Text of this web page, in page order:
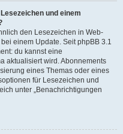
und einem
den Lesezeichen in Web-
einem Update. Seit phpBB 3.1
du kannst eine
aktualisiert wird. Abonnements
eines Themas oder eines
für Lesezeichen und
unter „Benachrichtigungen